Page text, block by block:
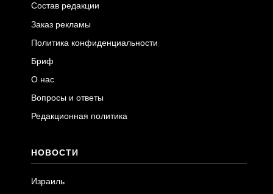
Состав редакции
Заказ рекламы
Политика конфиденциальности
Бриф
О нас
Вопросы и ответы
Редакционная политика
НОВОСТИ
Израиль